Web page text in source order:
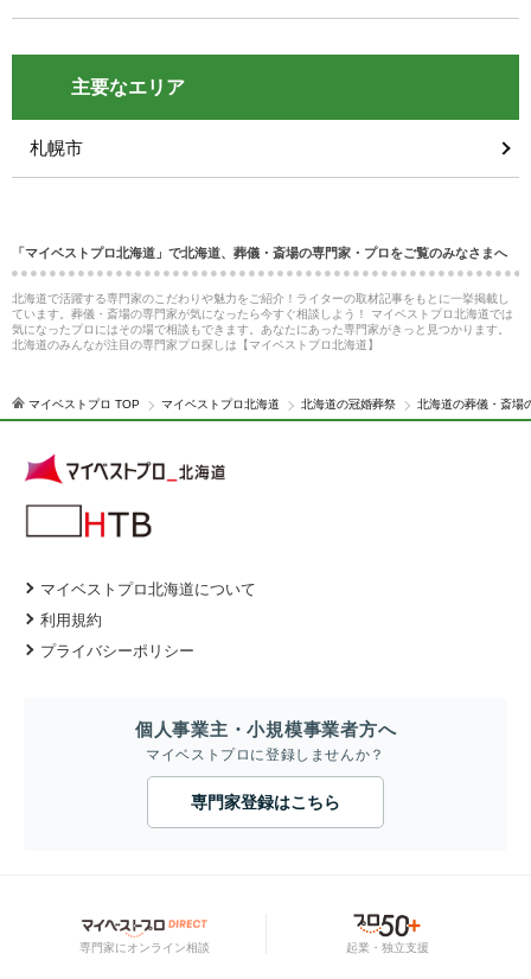
主要なエリア
札幌市
「マイベストプロ北海道」で北海道、葬儀・斎場の専門家・プロをご覧のみなさまへ
北海道で活躍する専門家のこだわりや魅力をご紹介！ライターの取材記事をもとに一挙掲載し
ています。葬儀・斎場の専門家が気になったら今すぐ相談しよう！ マイベストプロ北海道では
気になったプロにはその場で相談もできます。あなたにあった専門家がきっと見つかります。
北海道のみんなが注目の専門家プロ探しは【マイベストプロ北海道】
マイベストプロ TOP マイベストプロ北海道 北海道の冠婚葬祭 北海道の葬儀・斎場
マイベストプロ北海道について
利用規約
プライバシーポリシー
個人事業主・小規模事業者方へ
マイベストプロに登録しませんか？
専門家登録はこちら
専門家にオンライン相談 起業・独立支援